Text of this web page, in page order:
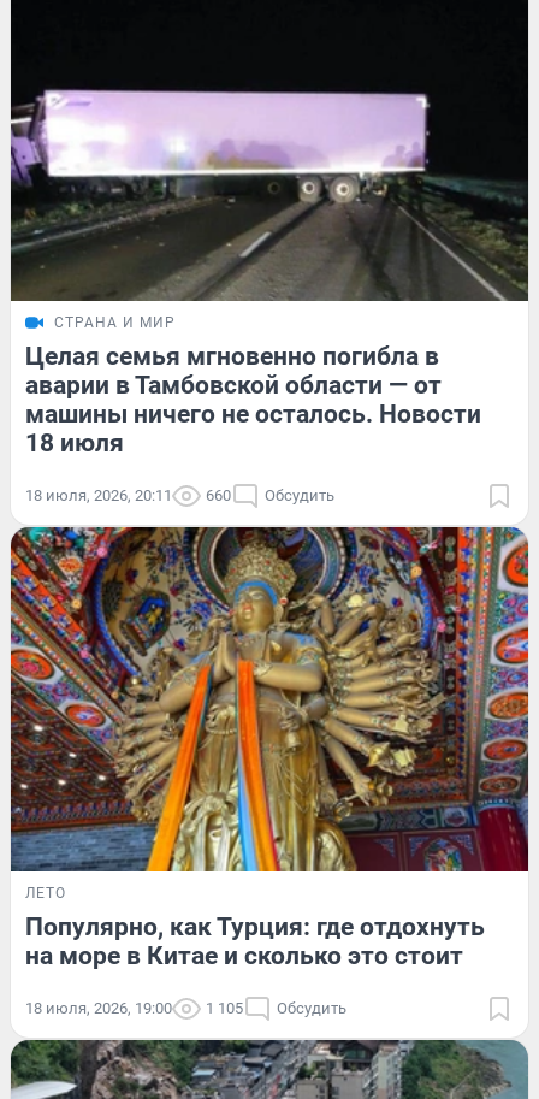
СТРАНА И МИР
Целая семья мгновенно погибла в
аварии в Тамбовской области — от
машины ничего не осталось. Новости
18 июля
18 июля, 2026, 20:11 660 Обсудить
ЛЕТО
Популярно, как Турция: где отдохнуть
на море в Китае и сколько это стоит
18 июля, 2026, 19:00 1 105 Обсудить